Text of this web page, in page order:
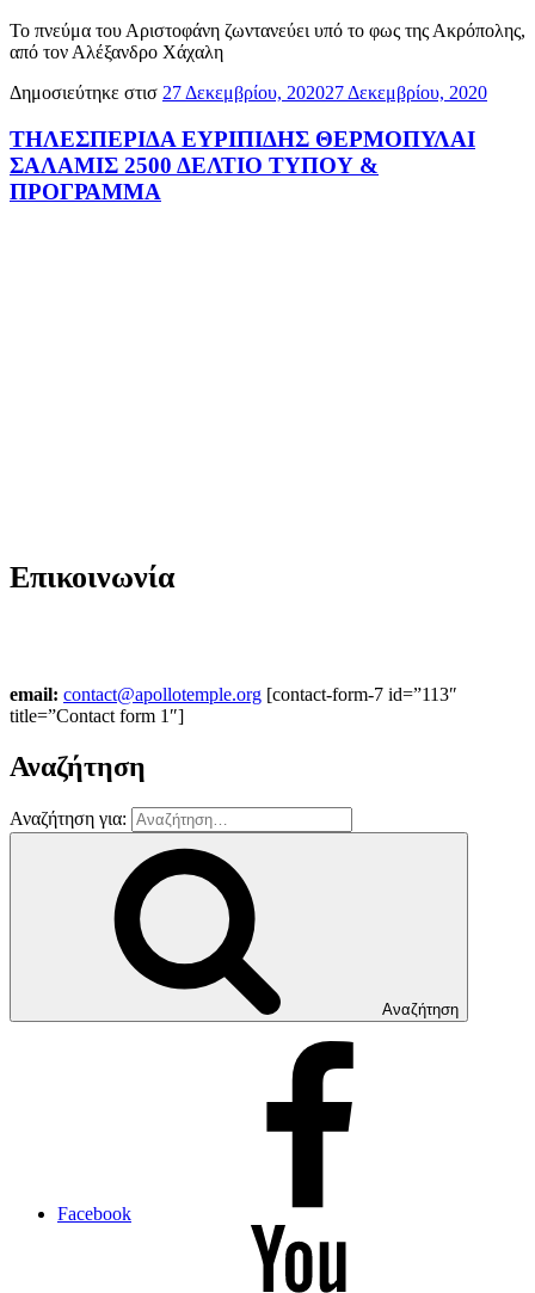
Το πνεύμα του Αριστοφάνη ζωντανεύει υπό το φως της Ακρόπολης,
από τον Αλέξανδρο Χάχαλη
Δημοσιεύτηκε στισ 27 Δεκεμβρίου, 202027 Δεκεμβρίου, 2020
ΤΗΛΕΣΠΕΡΙΔΑ ΕΥΡΙΠΙΔΗΣ ΘΕΡΜΟΠΥΛΑΙ
ΣΑΛΑΜΙΣ 2500 ΔΕΛΤΙΟ ΤΥΠΟΥ &
ΠΡΟΓΡΑΜΜΑ
Επικοινωνία
email: contact@apollotemple.org [contact-form-7 id=”113″
title=”Contact form 1″]
Αναζήτηση
Αναζήτηση για:
Αναζήτηση
Facebook